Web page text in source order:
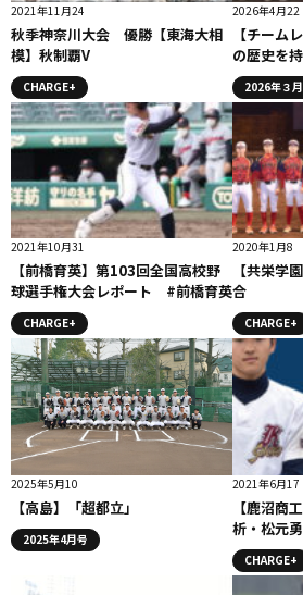
2021年11月24
秋季神奈川大会 優勝【東海大相
模】秋制覇V
CHARGE+
2026年4月22
【チー
の歴史を
文昌武」が
2026年３
2021年10月31
【前橋育英】第103回全国高校野
球選手権大会レポート #前橋育英
CHARGE+
2020年1月8
【共栄学
合
CHARGE+
2025年5月10
【高島】「超都立」
2025年4月号
2021年6月17
【鹿沼商
析・松元
CHARGE+